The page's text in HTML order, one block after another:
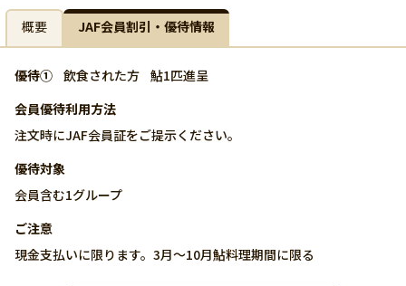
概要 JAF会員割引・優待情報
優待① 飲食された方 鮎1匹進呈
会員優待利用方法
注文時にJAF会員証をご提示ください。
優待対象
会員含む1グループ
ご注意
現金支払いに限ります。3月～10月鮎料理期間に限る